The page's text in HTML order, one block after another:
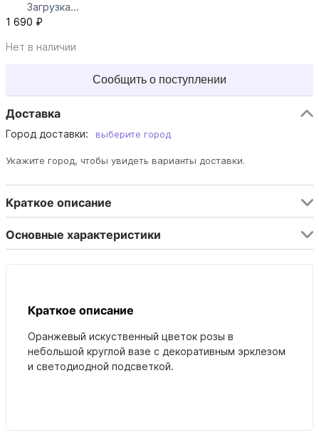
Загрузка...
1 690 ₽
Нет в наличии
Сообщить о поступлении
Доставка
Город доставки: выберите город
Укажите город, чтобы увидеть варианты доставки.
Краткое описание
Основные характеристики
Краткое описание
Оранжевый искуственный цветок розы в
небольшой круглой вазе с декоративным эрклезом
и светодиодной подсветкой.